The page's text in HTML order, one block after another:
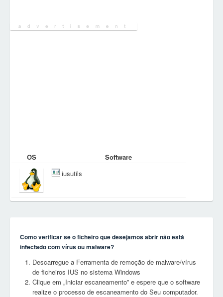
OS
Software
iusutils
Como verificar se o ficheiro que desejamos abrir não está
infectado com vírus ou malware?
Descarregue a Ferramenta de remoção de malware/vírus
de ficheiros IUS no sistema Windows
Clique em „Iniciar escaneamento” e espere que o software
realize o processo de escaneamento do Seu computador.